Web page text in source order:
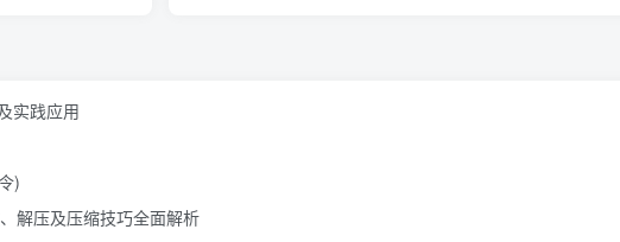
实践应用
)
解压及压缩技巧全面解析